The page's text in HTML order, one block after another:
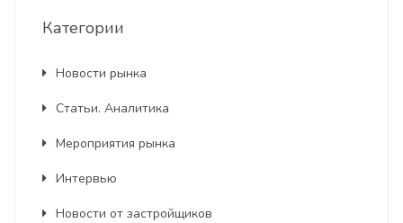
Категории
Новости рынка
Статьи. Аналитика
Мероприятия рынка
Интервью
Новости от застройщиков